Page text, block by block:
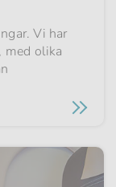
Vi har
med olika